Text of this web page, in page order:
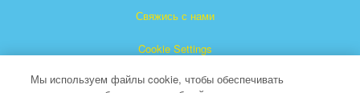
Свяжись с нами
Cookie Settings
Мы используем файлы cookie, чтобы обеспечивать